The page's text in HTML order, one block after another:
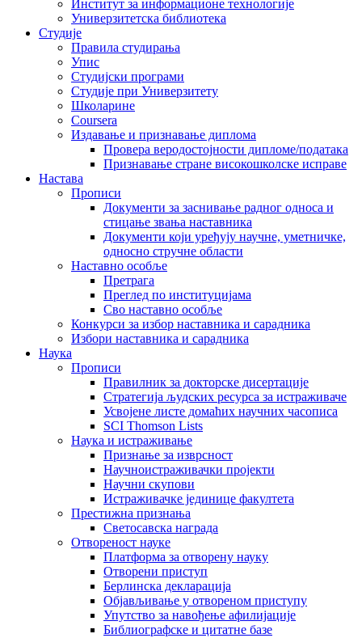
Институт за информационе технологије
Универзитетска библиотека
Студије
Правила студирања
Упис
Студијски програми
Студије при Универзитету
Школарине
Coursera
Издавање и признавање диплома
Провера веродостојности дипломе/података
Признавање стране високошколске исправе
Настава
Прописи
Документи за заснивање радног односа и
стицање звања наставника
Документи који уређују научне, уметничке,
односно стручне области
Наставно особље
Претрага
Преглед по институцијама
Сво наставно особље
Конкурси за избор наставника и сарадника
Избори наставника и сарадника
Наука
Прописи
Правилник за докторске дисертације
Стратегија људских ресурса за истраживаче
Усвојене листе домаћих научних часописа
SCI Thomson Lists
Наука и истраживање
Признање за изврсност
Научноистраживачки пројекти
Научни скупови
Истраживачке јединице факултета
Престижна признања
Светосавска награда
Отвореност науке
Платформа за отворену науку
Отворени приступ
Берлинска декларација
Објављивање у отвореном приступу
Упутство за навођење афилијације
Библиографске и цитатне базе